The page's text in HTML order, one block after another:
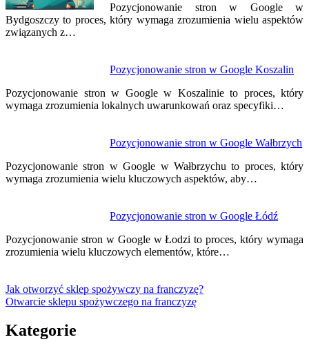
Pozycjonowanie stron w Google w
Bydgoszczy to proces, który wymaga zrozumienia wielu aspektów
związanych z…
Pozycjonowanie stron w Google Koszalin
Pozycjonowanie stron w Google w Koszalinie to proces, który
wymaga zrozumienia lokalnych uwarunkowań oraz specyfiki…
Pozycjonowanie stron w Google Wałbrzych
Pozycjonowanie stron w Google w Wałbrzychu to proces, który
wymaga zrozumienia wielu kluczowych aspektów, aby…
Pozycjonowanie stron w Google Łódź
Pozycjonowanie stron w Google w Łodzi to proces, który wymaga
zrozumienia wielu kluczowych elementów, które…
Jak otworzyć sklep spożywczy na franczyzę?
Otwarcie sklepu spożywczego na franczyzę
Kategorie